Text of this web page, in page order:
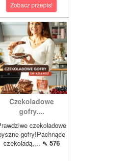
Zobacz przepis!
Czekoladowe
gofry....
czekoladowe
gofry!Pachnące
czekoladą,... ⇖ 576